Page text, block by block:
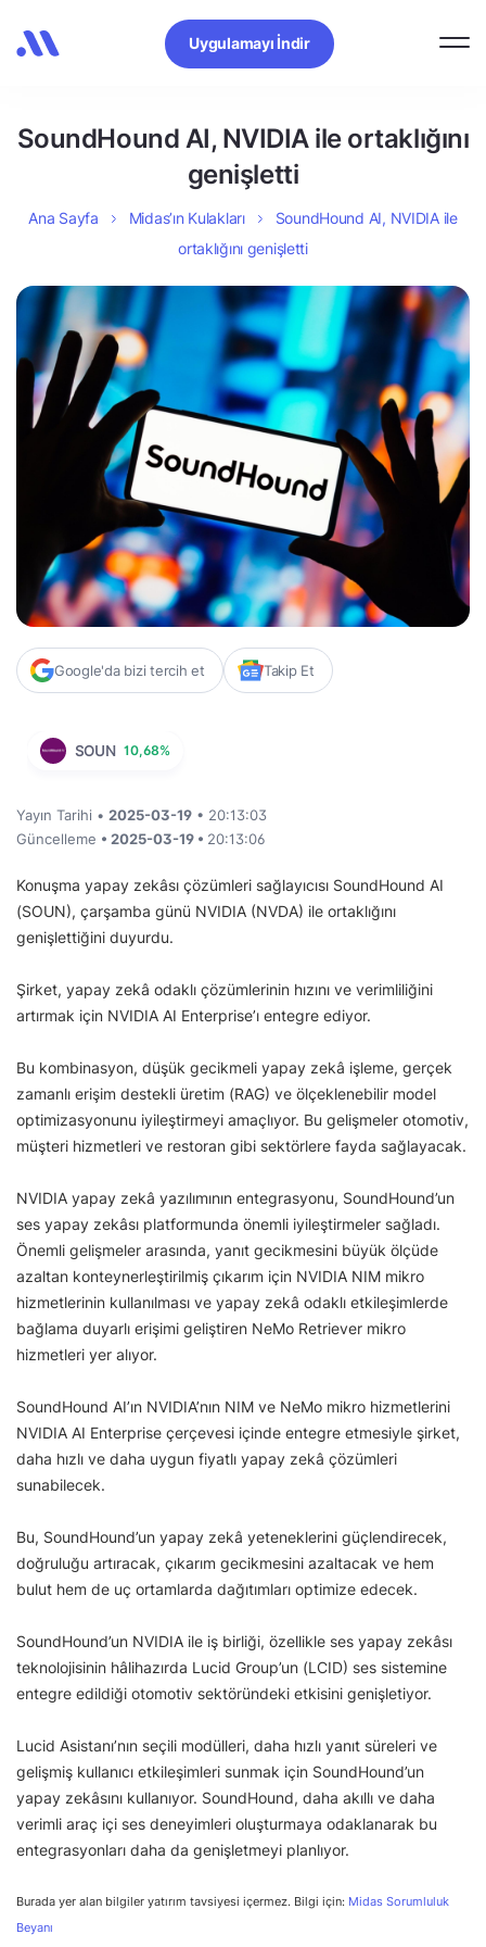
Uygulamayı İndir
SoundHound AI, NVIDIA ile ortaklığını
genişletti
Ana Sayfa Midas’ın Kulakları
SoundHound AI, NVIDIA ile
ortaklığını genişletti
Google'da bizi tercih et Takip Et
SOUN 10,68%
Yayın Tarihi • 2025-03-19 • 20:13:03
Güncelleme • 2025-03-19 • 20:13:06
Konuşma yapay zekâsı çözümleri sağlayıcısı SoundHound AI
(SOUN), çarşamba günü NVIDIA (NVDA) ile ortaklığını
genişlettiğini duyurdu.
Şirket, yapay zekâ odaklı çözümlerinin hızını ve verimliliğini
artırmak için NVIDIA AI Enterprise’ı entegre ediyor.
Bu kombinasyon, düşük gecikmeli yapay zekâ işleme, gerçek
zamanlı erişim destekli üretim (RAG) ve ölçeklenebilir model
optimizasyonunu iyileştirmeyi amaçlıyor. Bu gelişmeler otomotiv,
müşteri hizmetleri ve restoran gibi sektörlere fayda sağlayacak.
NVIDIA yapay zekâ yazılımının entegrasyonu, SoundHound’un
ses yapay zekâsı platformunda önemli iyileştirmeler sağladı.
Önemli gelişmeler arasında, yanıt gecikmesini büyük ölçüde
azaltan konteynerleştirilmiş çıkarım için NVIDIA NIM mikro
hizmetlerinin kullanılması ve yapay zekâ odaklı etkileşimlerde
bağlama duyarlı erişimi geliştiren NeMo Retriever mikro
hizmetleri yer alıyor.
SoundHound AI’ın NVIDIA’nın NIM ve NeMo mikro hizmetlerini
NVIDIA AI Enterprise çerçevesi içinde entegre etmesiyle şirket,
daha hızlı ve daha uygun fiyatlı yapay zekâ çözümleri
sunabilecek.
Bu, SoundHound’un yapay zekâ yeteneklerini güçlendirecek,
doğruluğu artıracak, çıkarım gecikmesini azaltacak ve hem
bulut hem de uç ortamlarda dağıtımları optimize edecek.
SoundHound’un NVIDIA ile iş birliği, özellikle ses yapay zekâsı
teknolojisinin hâlihazırda Lucid Group’un (LCID) ses sistemine
entegre edildiği otomotiv sektöründeki etkisini genişletiyor.
Lucid Asistanı’nın seçili modülleri, daha hızlı yanıt süreleri ve
gelişmiş kullanıcı etkileşimleri sunmak için SoundHound’un
yapay zekâsını kullanıyor. SoundHound, daha akıllı ve daha
verimli araç içi ses deneyimleri oluşturmaya odaklanarak bu
entegrasyonları daha da genişletmeyi planlıyor.
Burada yer alan bilgiler yatırım tavsiyesi içermez. Bilgi için: Midas Sorumluluk
Beyanı